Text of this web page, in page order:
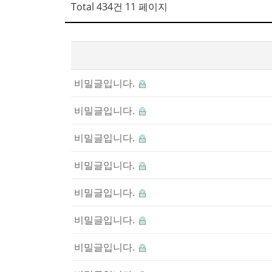
Total 434건 11 페이지
비밀글입니다.
비밀글입니다.
비밀글입니다.
비밀글입니다.
비밀글입니다.
비밀글입니다.
비밀글입니다.